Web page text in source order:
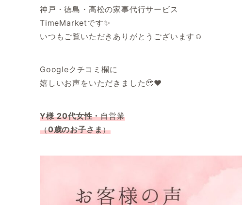
神戸・徳島・高松の家事代行サービス
TimeMarketです✨
いつもご覧いただきありがとうございます☺
Googleクチコミ欄に
嬉しいお声をいただきました🥹❤️
Y様 20代女性・自営業
（0歳のお子さま）